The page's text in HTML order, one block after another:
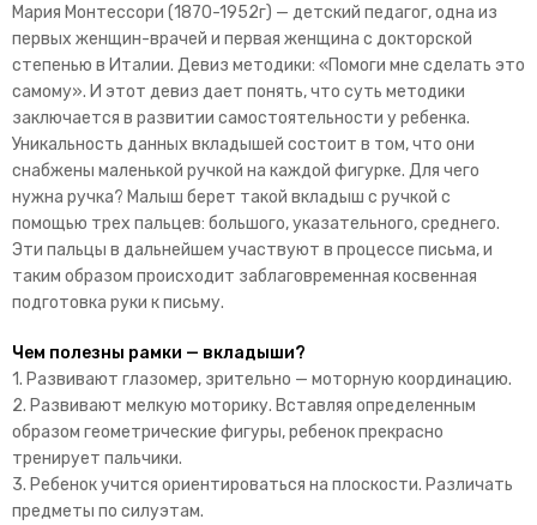
Мария Монтессори (1870-1952г) — детский педагог, одна из
первых женщин-врачей и первая женщина с докторской
степенью в Италии. Девиз методики: «Помоги мне сделать это
самому». И этот девиз дает понять, что суть методики
заключается в развитии самостоятельности у ребенка.
Уникальность данных вкладышей состоит в том, что они
снабжены маленькой ручкой на каждой фигурке. Для чего
нужна ручка? Малыш берет такой вкладыш с ручкой с
помощью трех пальцев: большого, указательного, среднего.
Эти пальцы в дальнейшем участвуют в процессе письма, и
таким образом происходит заблаговременная косвенная
подготовка руки к письму.
Чем полезны рамки — вкладыши?
1. Развивают глазомер, зрительно — моторную координацию.
2. Развивают мелкую моторику. Вставляя определенным
образом геометрические фигуры, ребенок прекрасно
тренирует пальчики.
3. Ребенок учится ориентироваться на плоскости. Различать
предметы по силуэтам.